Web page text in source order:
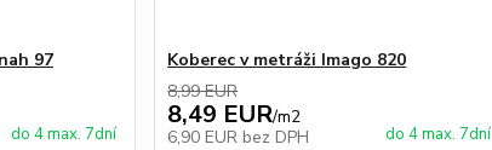
97
do 4 max. 7dní
Koberec v metráži Imago 820
8,99 EUR
8,49 EUR/m2
6,90 EUR bez DPH do 4 max. 7dní